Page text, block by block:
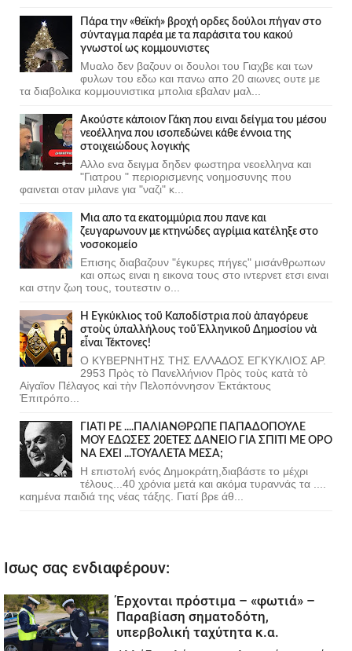
Πάρα την «θεϊκή» βροχή ορδες δούλοι πήγαν στο
σύνταγμα παρέα με τα παράσιτα του κακού
γνωστοί ως κομμουνιστες
Μυαλο δεν βαζουν οι δουλοι του Γιαχβε και των
φυλων του εδω και πανω απο 20 αιωνες ουτε με
τα διαβολικα κομμουνιστικα μπολια εβαλαν μαλ...
Ακούστε κάποιον Γάκη που ειναι δείγμα του μέσου
νεοέλληνα που ισοπεδώνει κάθε έννοια της
στοιχειώδους λογικής
Αλλο ενα δειγμα δηδεν φωστηρα νεοελληνα και
"Γιατρου " περιορισμενης νοημοσυνης που
φαινεται οταν μιλανε για "ναζι" κ...
Μια απο τα εκατομμύρια που πανε και
ζευγαρωνουν με κτηνώδες αγρίμια κατέληξε στο
νοσοκομείο
Επισης διαβαζουν "έγκυρες πήγες" μισάνθρωπων
και οπως ειναι η εικονα τους στο ιντερνετ ετσι ειναι
και στην ζωη τους, τουτεστιν ο...
Ἡ Ἐγκύκλιος τοῦ Καποδίστρια ποὺ ἀπαγόρευε
στοὺς ὑπαλλήλους τοῦ Ἑλληνικοῦ Δημοσίου νὰ
εἶναι Τέκτονες!
Ο ΚΥΒΕΡΝΗΤΗΣ ΤΗΣ ΕΛΛΑΔΟΣ ΕΓΚΥΚΛΙΟΣ ΑΡ.
2953 Πρὸς τὸ Πανελλήνιον Πρὸς τοὺς κατὰ τὸ
Αἰγαῖον Πέλαγος καὶ τὴν Πελοπόννησον Ἐκτάκτους
Ἐπιτρόπο...
ΓΙΑΤΙ ΡΕ ....ΠΑΛΙΑΝΘΡΩΠΕ ΠΑΠΑΔΟΠΟΥΛΕ
ΜΟΥ ΕΔΩΣΕΣ 20ΕΤΕΣ ΔΑΝΕΙΟ ΓΙΑ ΣΠΙΤΙ ΜΕ ΟΡΟ
ΝΑ ΕΧΕΙ ...ΤΟΥΑΛΕΤΑ ΜΕΣΑ;
Η επιστολή ενός Δημοκράτη,διαβάστε το μέχρι
τέλους...40 χρόνια μετά και ακόμα τυραννάς τα ....
καημένα παιδιά της νέας τάξης. Γιατί βρε άθ...